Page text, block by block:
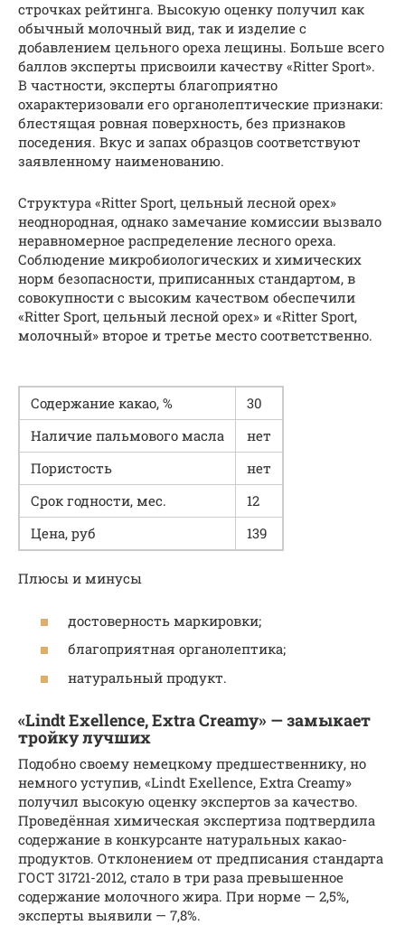
строчках рейтинга. Высокую оценку получил как
обычный молочный вид, так и изделие с
добавлением цельного ореха лещины. Больше всего
баллов эксперты присвоили качеству «Ritter Sport».
В частности, эксперты благоприятно
охарактеризовали его органолептические признаки:
блестящая ровная поверхность, без признаков
поседения. Вкус и запах образцов соответствуют
заявленному наименованию.
Структура «Ritter Sport, цельный лесной орех»
неоднородная, однако замечание комиссии вызвало
неравномерное распределение лесного ореха.
Соблюдение микробиологических и химических
норм безопасности, приписанных стандартом, в
совокупности с высоким качеством обеспечили
«Ritter Sport, цельный лесной орех» и «Ritter Sport,
молочный» второе и третье место соответственно.
Содержание какао, %
30
Наличие пальмового масла
нет
Пористость
нет
Срок годности, мес.
12
Цена, руб
139
Плюсы и минусы
достоверность маркировки;
благоприятная органолептика;
натуральный продукт.
«Lindt Exellence, Extra Creamy» — замыкает
тройку лучших
Подобно своему немецкому предшественнику, но
немного уступив, «Lindt Exellence, Extra Creamy»
получил высокую оценку экспертов за качество.
Проведённая химическая экспертиза подтвердила
содержание в конкурсанте натуральных какао-
продуктов. Отклонением от предписания стандарта
ГОСТ 31721-2012, стало в три раза превышенное
содержание молочного жира. При норме — 2,5%,
эксперты выявили — 7,8%.